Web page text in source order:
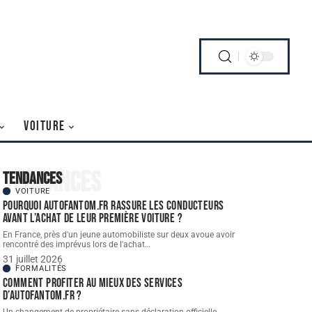
VOITURE
Tendances
Tendances
VOITURE
Pourquoi autofantom.fr rassure les conducteurs
avant l’achat de leur première voiture ?
En France, près d'un jeune automobiliste sur deux avoue avoir
rencontré des imprévus lors de l'achat…
31 juillet 2026
FORMALITÉS
Comment profiter au mieux des services
d’autofantom.fr ?